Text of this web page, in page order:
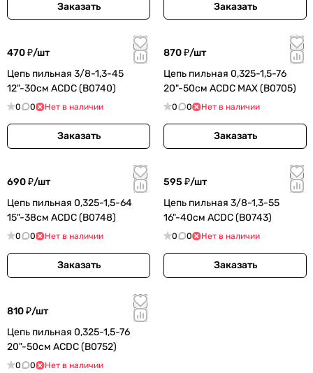
Заказать Заказать
470 ₽/шт
Цепь пильная 3/8-1,3-45
12"-30см ACDC (B0740)
0 0 Нет в наличии
Заказать
870 ₽/шт
Цепь пильная 0,325-1,5-76
20"-50см ACDC MAX (B0705)
0 0 Нет в наличии
Заказать
690 ₽/шт
Цепь пильная 0,325-1,5-64
15"-38см ACDC (B0748)
0 0 Нет в наличии
Заказать
595 ₽/шт
Цепь пильная 3/8-1,3-55
16"-40см ACDC (B0743)
0 0 Нет в наличии
Заказать
810 ₽/шт
Цепь пильная 0,325-1,5-76
20"-50см ACDC (B0752)
0 0 Нет в наличии